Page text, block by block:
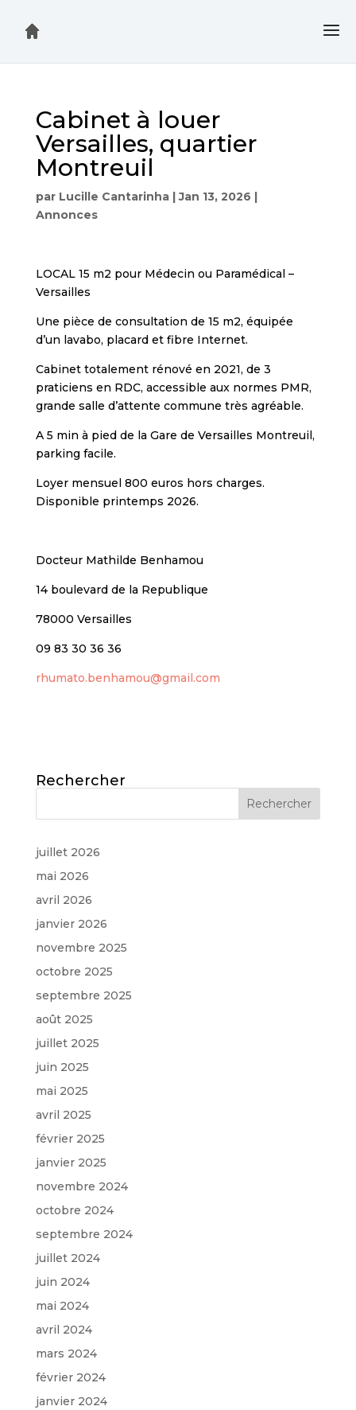
Cabinet à louer
Versailles, quartier
Montreuil
par Lucille Cantarinha|Jan 13, 2026 |
Annonces
LOCAL 15 m2 pour Médecin ou Paramédical –
Versailles
Une pièce de consultation de 15 m2, équipée
d’un lavabo, placard et fibre Internet.
Cabinet totalement rénové en 2021, de 3
praticiens en RDC, accessible aux normes PMR,
grande salle d’attente commune très agréable.
A 5 min à pied de la Gare de Versailles Montreuil,
parking facile.
Loyer mensuel 800 euros hors charges.
Disponible printemps 2026.
Docteur Mathilde Benhamou
14 boulevard de la Republique
78000 Versailles
09 83 30 36 36
rhumato.benhamou@gmail.com
Rechercher
juillet 2026
mai 2026
avril 2026
janvier 2026
novembre 2025
octobre 2025
septembre 2025
août 2025
juillet 2025
juin 2025
mai 2025
avril 2025
février 2025
janvier 2025
novembre 2024
octobre 2024
septembre 2024
juillet 2024
juin 2024
mai 2024
avril 2024
mars 2024
février 2024
janvier 2024